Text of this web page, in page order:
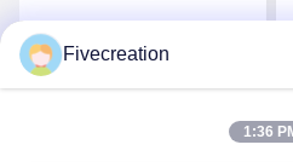
Link สำหรับ Bulldozer
Fivecreation
1:36